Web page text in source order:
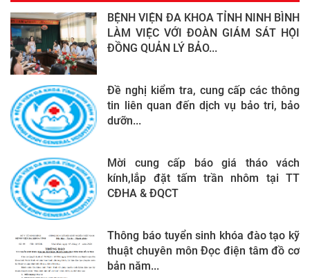
BỆNH VIỆN ĐA KHOA TỈNH NINH BÌNH
LÀM VIỆC VỚI ĐOÀN GIÁM SÁT HỘI
ĐỒNG QUẢN LÝ BẢO...
Đề nghị kiểm tra, cung cấp các thông
tin liên quan đến dịch vụ bảo tri, bảo
dưỡn...
Mời cung cấp báo giá tháo vách
kính,lắp đặt tấm trần nhôm tại TT
CĐHA & ĐQCT
Thông báo tuyển sinh khóa đào tạo kỹ
thuật chuyên môn Đọc điện tâm đồ cơ
bản năm...